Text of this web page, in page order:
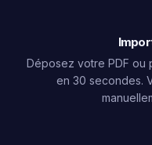
Déposez votre PDF ou
en 30 secondes.